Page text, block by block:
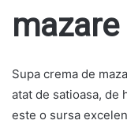
mazare
Supa crema de
atat de satioasa, de
este o sursa